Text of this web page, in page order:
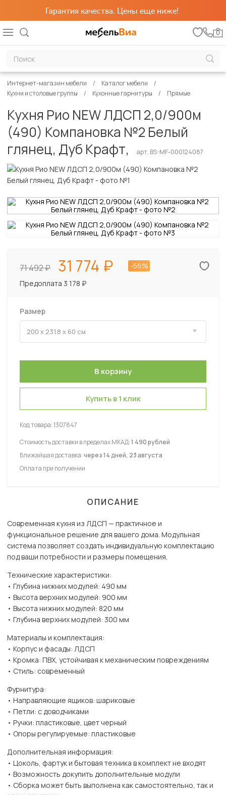
Гарантия качества. Цены еще ниже!
0
Интернет-магазин мебели
Каталог мебели
Кухни и столовые группы
Кухонные гарнитуры Прямые
Кухня Рио NEW ЛДСП 2,0/900м
(490) Компановка №2 Белый
глянец, Дуб Крафт,
арт. BS-MF-000124087
71 492 31 774
-56%
Предоплата 3 178 ₽
Размер
Купить в 1 клик
Код товара:1307847
Стоимость доставки в пределах МКАД:1 490 рублей
Ближайшая доставка:через 14 дней, 23 августа
Оплата при получении
ОПИСАНИЕ
Современная кухня из ЛДСП — практичное и
функциональное решение для вашего дома. Модульная
система позволяет создать индивидуальную комплектацию
под ваши потребности и размеры помещения.
Технические характеристики:
• Глубина нижних модулей: 490 мм
• Высота верхних модулей: 900 мм
• Высота нижних модулей: 820 мм
• Глубина верхних модулей: 300 мм
Материалы и комплектация:
• Корпус и фасады: ЛДСП
• Кромка: ПВХ, устойчивая к механическим повреждениям
• Стиль: современный
Фурнитура:
• Направляющие ящиков: шариковые
• Петли: с доводчиками
• Ручки: пластиковые, цвет черный
• Опоры регулируемые: пластиковые
Дополнительная информация:
• Цоколь, фартук и бытовая техника в комплект не входят
• Возможность докупить дополнительные модули
• Сборка может быть выполнена как самостоятельно, так и